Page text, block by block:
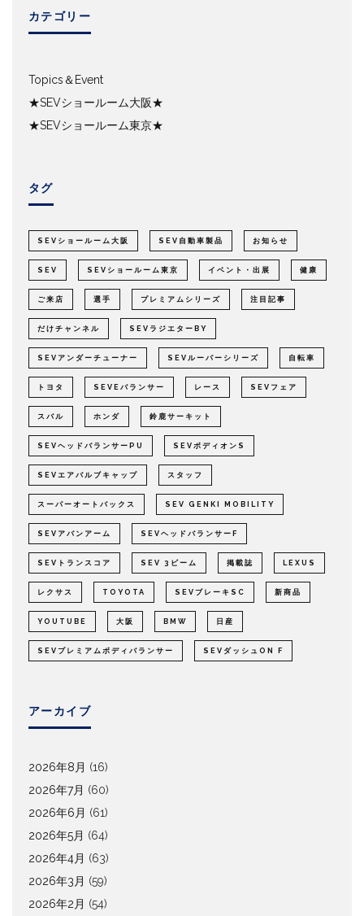
カテゴリー
Topics＆Event
★SEVショールーム大阪★
★SEVショールーム東京★
タグ
SEVショールーム大阪 SEV自動車製品 お知らせ
SEV SEVショールーム東京 イベント・出展 健康
ご来店 選手 プレミアムシリーズ 注目記事
だけチャンネル SEVラジエターBY
SEVアンダーチューナー SEVルーパーシリーズ 自転車
トヨタ SEVEバランサー レース SEVフェア
スバル ホンダ 鈴鹿サーキット
SEVヘッドバランサーPU SEVボディオンS
SEVエアバルブキャップ スタッフ
スーパーオートバックス SEV GENKI MOBILITY
SEVアバンアーム SEVヘッドバランサーF
SEVトランスコア SEV 3ビーム 掲載誌 LEXUS
レクサス TOYOTA SEVブレーキSC 新商品
YOUTUBE 大阪 BMW 日産
SEVプレミアムボディバランサー SEVダッシュON F
アーカイブ
2026年8月 (16)
2026年7月 (60)
2026年6月 (61)
2026年5月 (64)
2026年4月 (63)
2026年3月 (59)
2026年2月 (54)